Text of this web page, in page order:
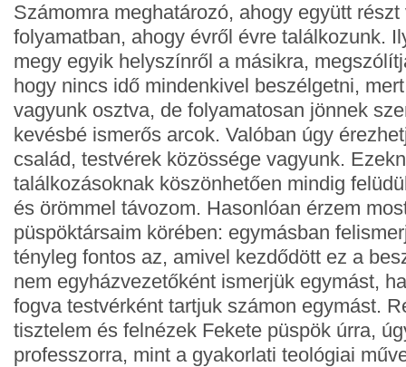
Számomra meghatározó, ahogy együtt
folyamatban, ahogy évről évre találkozunk.
megy egyik helyszínről a másikra,
hogy nincs idő mindenkivel beszélgetni,
vagyunk osztva, de folyamatosan jönnek
kevésbé ismerős arcok. Valóban úgy
család, testvérek közössége vagyunk.
találkozásoknak köszönhetően mindig
és örömmel távozom. Hasonlóan érzem
püspöktársaim körében: egymásban
tényleg fontos az, amivel kezdődött ez a
nem egyházvezetőként ismerjük egymást,
fogva testvérként tartjuk számon egymást.
tisztelem és felnézek Fekete püspök úrra,
professzorra, mint a gyakorlati teológiai